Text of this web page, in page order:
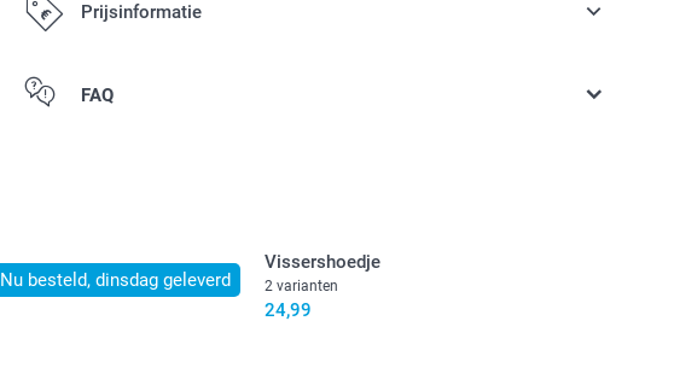
Prijsinformatie
Alle prijzen zijn in EURO (€) inclusief BTW en exclusief verzendkosten.
FAQ
Nu besteld, dinsdag geleverd
Vissershoedje
2 varianten
24,99